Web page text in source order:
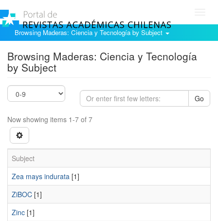
Browsing Maderas: Ciencia y Tecnología by Subject
Browsing Maderas: Ciencia y Tecnología
by Subject
Go
Now showing items 1-7 of 7
Subject
Zea mays indurata [1]
ZiBOC [1]
Zinc [1]